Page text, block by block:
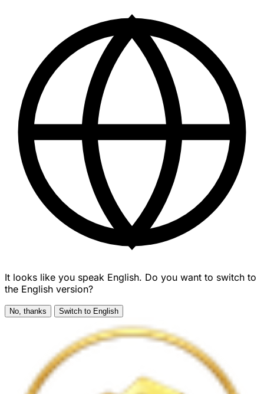
It looks like you speak English. Do you want to switch to
the English version?
No, thanks Switch to English